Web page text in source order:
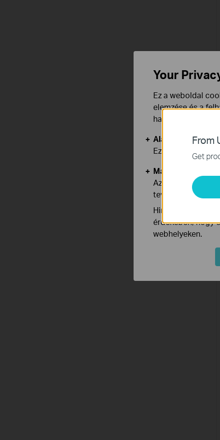
From
Get
Your
Ez a weboldal
elemzése és a
használata ellen
Alap Cookie-k
Ezek a cookie -k
Marketing és
Az elemző cookie
tevékenységeit,
Hirdetési
érdekében, hogy
webhelyeken.